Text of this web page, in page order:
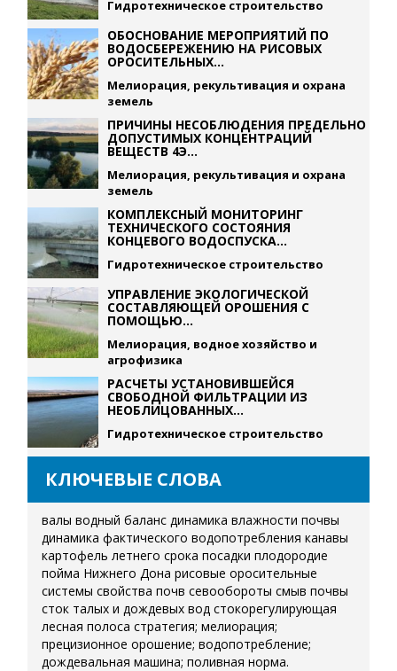
Гидротехническое строительство
ОБОСНОВАНИЕ МЕРОПРИЯТИЙ ПО
ВОДОСБЕРЕЖЕНИЮ НА РИСОВЫХ
ОРОСИТЕЛЬНЫХ...
Мелиорация, рекультивация и охрана
земель
ПРИЧИНЫ НЕСОБЛЮДЕНИЯ ПРЕДЕЛЬНО
ДОПУСТИМЫХ КОНЦЕНТРАЦИЙ
ВЕЩЕСТВ 4Э...
Мелиорация, рекультивация и охрана
земель
КОМПЛЕКСНЫЙ МОНИТОРИНГ
ТЕХНИЧЕСКОГО СОСТОЯНИЯ
КОНЦЕВОГО ВОДОСПУСКА...
Гидротехническое строительство
УПРАВЛЕНИЕ ЭКОЛОГИЧЕСКОЙ
СОСТАВЛЯЮЩЕЙ ОРОШЕНИЯ С
ПОМОЩЬЮ...
Мелиорация, водное хозяйство и
агрофизика
РАСЧЕТЫ УСТАНОВИВШЕЙСЯ
СВОБОДНОЙ ФИЛЬТРАЦИИ ИЗ
НЕОБЛИЦОВАННЫХ...
Гидротехническое строительство
КЛЮЧЕВЫЕ СЛОВА
валы водный баланс динамика влажности почвы
динамика фактического водопотребления канавы
картофель летнего срока посадки плодородие
пойма Нижнего Дона рисовые оросительные
системы свойства почв севообороты смыв почвы
сток талых и дождевых вод стокорегулирующая
лесная полоса стратегия; мелиорация;
прецизионное орошение; водопотребление;
дождевальная машина; поливная норма.